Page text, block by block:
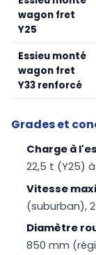
wagon fret
Y25
Essieu monté
wagon fret
Y33 renforcé
Grades et
Charge à
22,5 t (Y25)
Vitesse
(suburban),
Diamètre
850 mm